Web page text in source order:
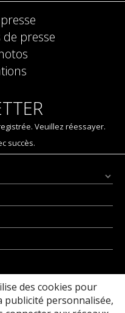
presse
Veuillez réessayer.
succès.
d'être suivi via des pixels de suivi
pour des communications
des cookies pour
publicité personnalisée,